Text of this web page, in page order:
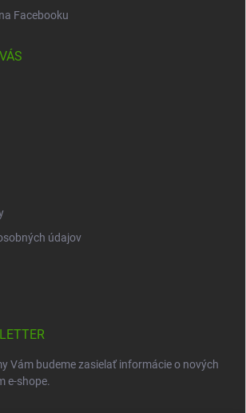
Facebooku
údajov
Vám budeme zasielať informácie o nových
e-shope.